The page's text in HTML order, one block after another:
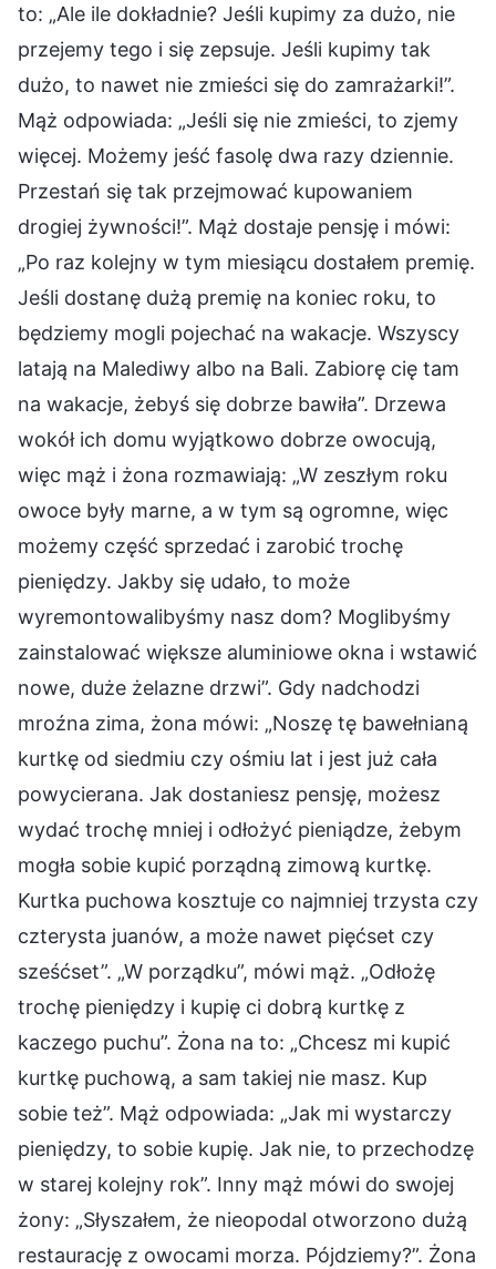
to: „Ale ile dokładnie? Jeśli kupimy za dużo, nie
przejemy tego i się zepsuje. Jeśli kupimy tak
dużo, to nawet nie zmieści się do zamrażarki!”.
Mąż odpowiada: „Jeśli się nie zmieści, to zjemy
więcej. Możemy jeść fasolę dwa razy dziennie.
Przestań się tak przejmować kupowaniem
drogiej żywności!”. Mąż dostaje pensję i mówi:
„Po raz kolejny w tym miesiącu dostałem premię.
Jeśli dostanę dużą premię na koniec roku, to
będziemy mogli pojechać na wakacje. Wszyscy
latają na Malediwy albo na Bali. Zabiorę cię tam
na wakacje, żebyś się dobrze bawiła”. Drzewa
wokół ich domu wyjątkowo dobrze owocują,
więc mąż i żona rozmawiają: „W zeszłym roku
owoce były marne, a w tym są ogromne, więc
możemy część sprzedać i zarobić trochę
pieniędzy. Jakby się udało, to może
wyremontowalibyśmy nasz dom? Moglibyśmy
zainstalować większe aluminiowe okna i wstawić
nowe, duże żelazne drzwi”. Gdy nadchodzi
mroźna zima, żona mówi: „Noszę tę bawełnianą
kurtkę od siedmiu czy ośmiu lat i jest już cała
powycierana. Jak dostaniesz pensję, możesz
wydać trochę mniej i odłożyć pieniądze, żebym
mogła sobie kupić porządną zimową kurtkę.
Kurtka puchowa kosztuje co najmniej trzysta czy
czterysta juanów, a może nawet pięćset czy
sześćset”. „W porządku”, mówi mąż. „Odłożę
trochę pieniędzy i kupię ci dobrą kurtkę z
kaczego puchu”. Żona na to: „Chcesz mi kupić
kurtkę puchową, a sam takiej nie masz. Kup
sobie też”. Mąż odpowiada: „Jak mi wystarczy
pieniędzy, to sobie kupię. Jak nie, to przechodzę
w starej kolejny rok”. Inny mąż mówi do swojej
żony: „Słyszałem, że nieopodal otworzono dużą
restaurację z owocami morza. Pójdziemy?”. Żona